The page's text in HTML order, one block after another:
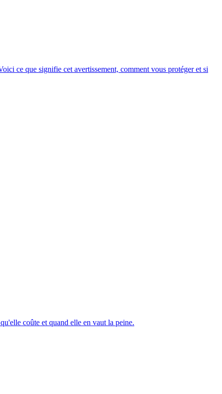
ce que signifie cet avertissement, comment vous protéger et si
coûte et quand elle en vaut la peine.